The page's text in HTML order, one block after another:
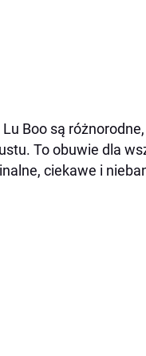
Lu Boo są
To obuwie dla
ciekawe i